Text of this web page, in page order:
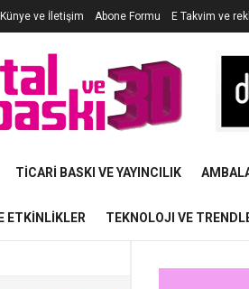
Künye ve İletişim Abone Formu E Takvim ve
TICARI BASKI VE YAYINCILIK
ETKINLIKLER TEKNOLOJI VE